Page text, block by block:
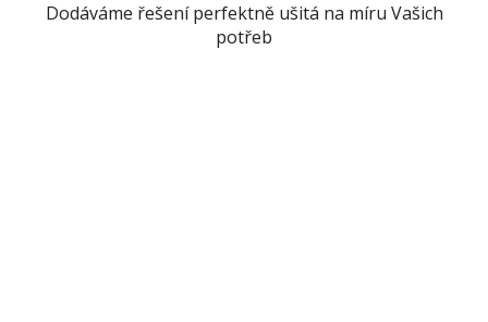
Dodáváme řešení perfektně ušitá na míru Vašich
potřeb